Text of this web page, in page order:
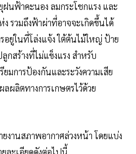
ฝนฟ้าคะนอง ลมกระโชกแรง และ
รวมถึงฟ้าผ่าที่อาจจะเกิดขึ้นได้
อยู่ในที่โล่งแจ้ง ใต้ต้นไม้ใหญ่ ป้าย
สร้างที่ไม่แข็งแรง สำหรับ
ยมการป้องกันและระวังความเสีย
ผลิตทางการเกษตรไว้ด้วย
งานสภาพอากาศล่วงหน้า โดยแบ่ง